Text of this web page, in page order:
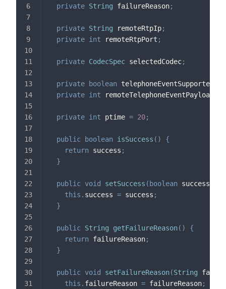
private String failureReason;
private String remoteRtpIp;
private int remoteRtpPort ;
private CodecSpec selectedCodec;
private boolean telephoneEventSupported
private int
private int ptime = 20;
public boolean isSuccess ( )
{
return success ;
}
public void setSuccess ( boolean success
this . success = success ;
}
public String getFailureReason( )
{
return failureReason;
}
public void setFailureReason(String
this . failureReason = failureReason;